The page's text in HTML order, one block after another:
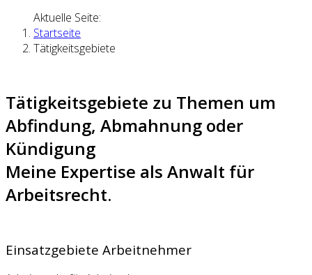
Aktuelle Seite:
Startseite
Tätigkeitsgebiete
Tätigkeitsgebiete zu Themen um
Abfindung, Abmahnung oder
Kündigung
Meine Expertise als Anwalt für
Arbeitsrecht.
Einsatzgebiete Arbeitnehmer